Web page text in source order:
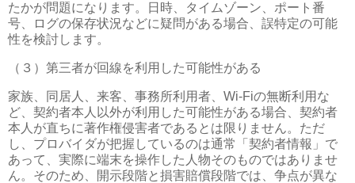
たかが問題になります。日時、タイムゾーン、ポート番
号、ログの保存状況などに疑問がある場合、誤特定の可能
性を検討します。
（３）第三者が回線を利用した可能性がある
家族、同居人、来客、事務所利用者、 Wi-Fiの無断利用な
ど、契約者本人以外が利用した可能性がある場合、契約者
本人が直ちに著作権侵害者であるとは限りません。ただ
し、プロバイダが把握しているのは通常「契約者情報」で
あって、実際に端末を操作した人物そのものではありませ
ん。そのため、開示段階と損害賠償段階では、争点が異な